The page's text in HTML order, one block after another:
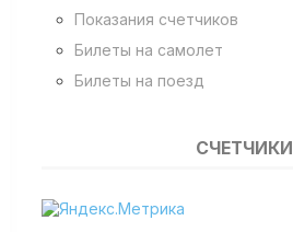
Показания счетчиков
Билеты на самолет
Билеты на поезд
СЧЕТЧИКИ